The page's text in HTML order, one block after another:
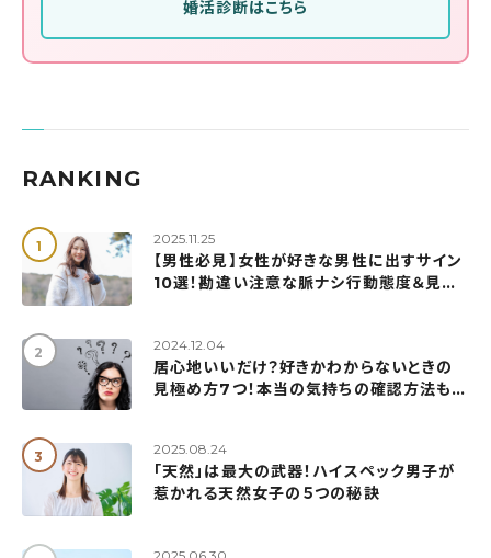
婚活診断はこちら
RANKING
2025.11.25
【男性必見】女性が好きな男性に出すサイン
10選！勘違い注意な脈ナシ行動態度＆見極
2024.12.04
居心地いいだけ？好きかわからないときの
見極め方7つ！本当の気持ちの確認方法も紹
2025.08.24
「天然」は最大の武器！ハイスペック男子が
惹かれる天然女子の５つの秘訣